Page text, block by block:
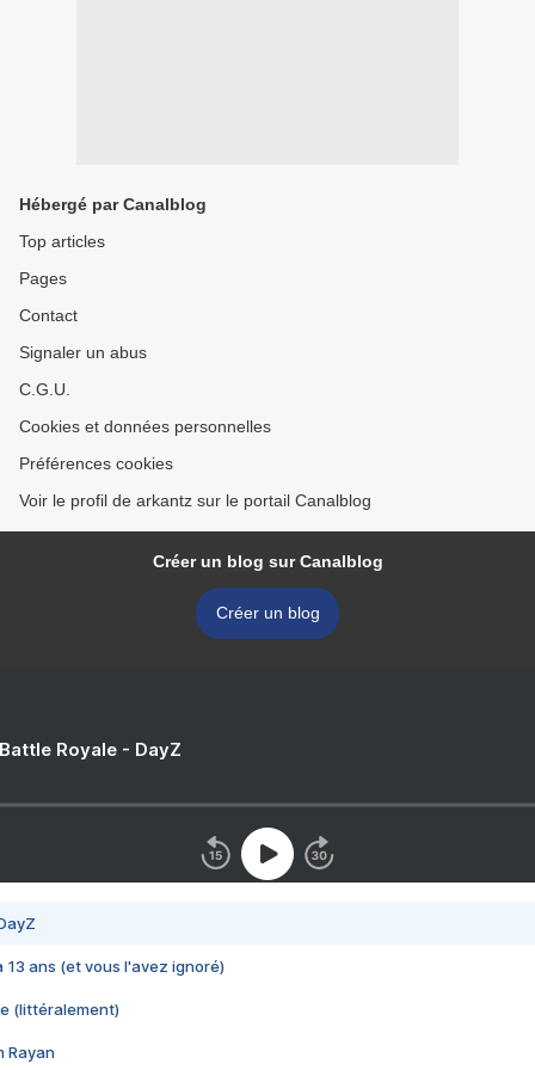
Hébergé par Canalblog
Top articles
Pages
Contact
Signaler un abus
C.G.U.
Cookies et données personnelles
Préférences cookies
Voir le profil de arkantz sur le portail Canalblog
Créer un blog sur Canalblog
Créer un blog
Royale - DayZ
13 ans (et vous l'avez ignoré)
(littéralement)
Rayan